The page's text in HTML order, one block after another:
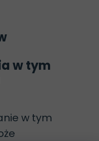
w tym
w tym